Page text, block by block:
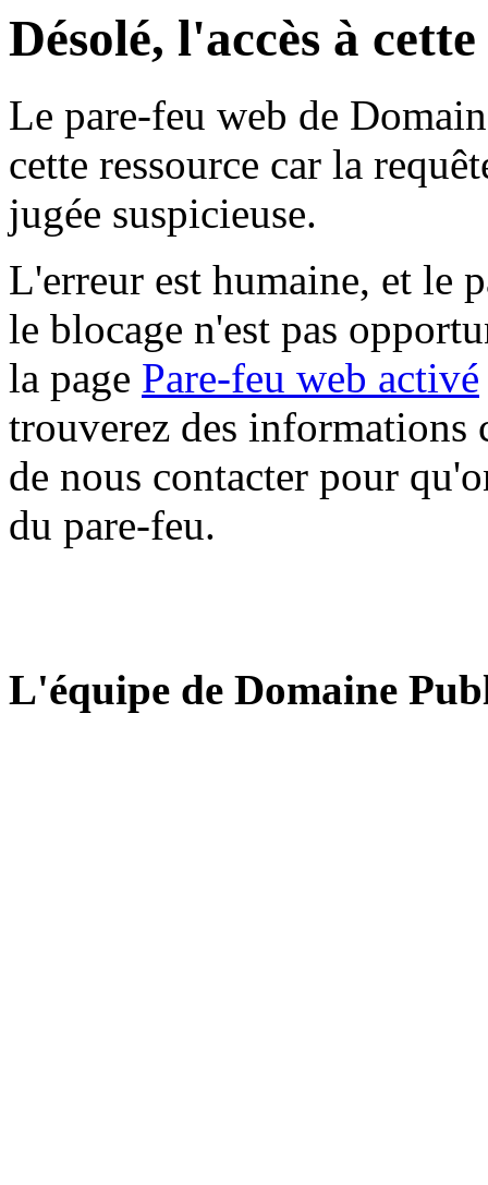
Désolé, l'accès à
Le pare-feu web de
cette ressource car la
jugée suspicieuse.
L'erreur est humaine, et le
le blocage n'est pas
la page Pare-feu web activé
trouverez des informations
de nous contacter pour
du pare-feu.
L'équipe de Domaine